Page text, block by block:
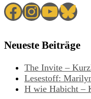
Facebook
Instagram
Neueste Beiträge
The Invite –
Lesestoff:
H wie Habicht –